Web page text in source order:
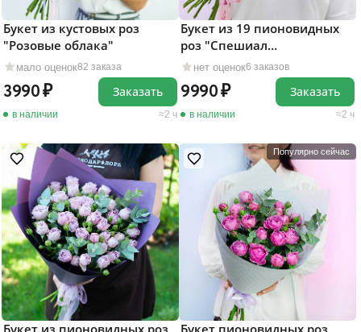
мало оценок82 заказа
Букет из кустовых роз
"Розовые облака"
3990
в наличии 2 ч
Заказать
нет оценок6 заказов
Букет из 19 пионовидных
роз "Спешиал
Дайменшенс"
9990
в наличии 2 ч
Заказать
Популярно сейчас